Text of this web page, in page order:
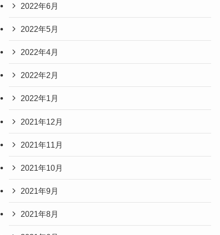
2022年6月
2022年5月
2022年4月
2022年2月
2022年1月
2021年12月
2021年11月
2021年10月
2021年9月
2021年8月